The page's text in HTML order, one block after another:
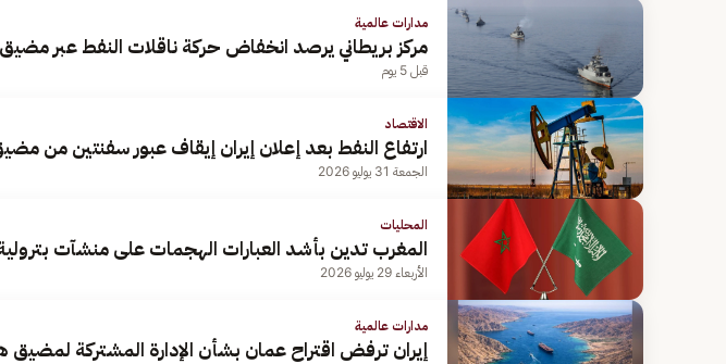
مدارات عالمية
مركز بريطاني يرصد انخفاض حركة ناقلات النفط عبر مضيق هرمز
قبل 5 يوم
الاقتصاد
ارتفاع النفط بعد إعلان إيران إيقاف عبور سفنتين من
الجمعة 31 يوليو 2026
المحليات
المغرب تدين بأشد العبارات الهجمات على منشآت
الأربعاء 29 يوليو 2026
مدارات عالمية
إيران ترفض اقتراح عمان بشأن الإدارة المشتركة لمضيق